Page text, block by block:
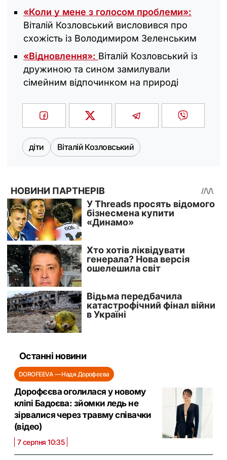
«Коли у мене з голосом проблеми»:
Віталій Козловський висловився про
схожість із Володимиром Зеленським
«Відновлення»: Віталій Козловський із
дружиною та сином замилували
сімейним відпочинком на природі
діти Віталій Козловський
Останні новини
DOROFEEVA — Надя Дорофєєва
Дорофєєва оголилася у новому
кліпі Бадоєва: зйомки ледь не
зірвалися через травму співачки
(відео)
7 серпня 10:35